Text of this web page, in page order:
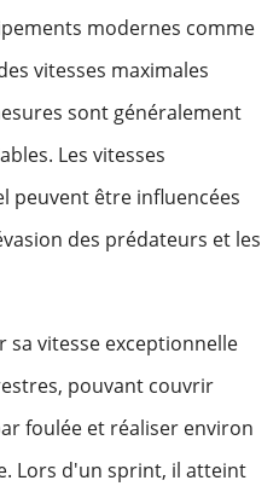
modernes comme
vitesses maximales
sont généralement
Les vitesses
peuvent être influencées
des prédateurs et les
sa vitesse exceptionnelle
pouvant couvrir
foulée et réaliser environ
Lors d'un sprint, il atteint